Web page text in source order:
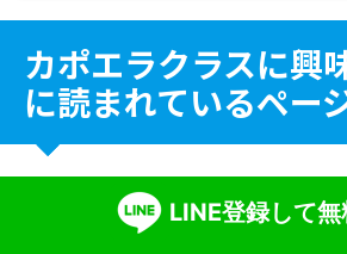
カポエラクラスに興
に読まれているペー
カポエラクラス 体験者の声
カポエイラクラスの料金
LINE登録して無